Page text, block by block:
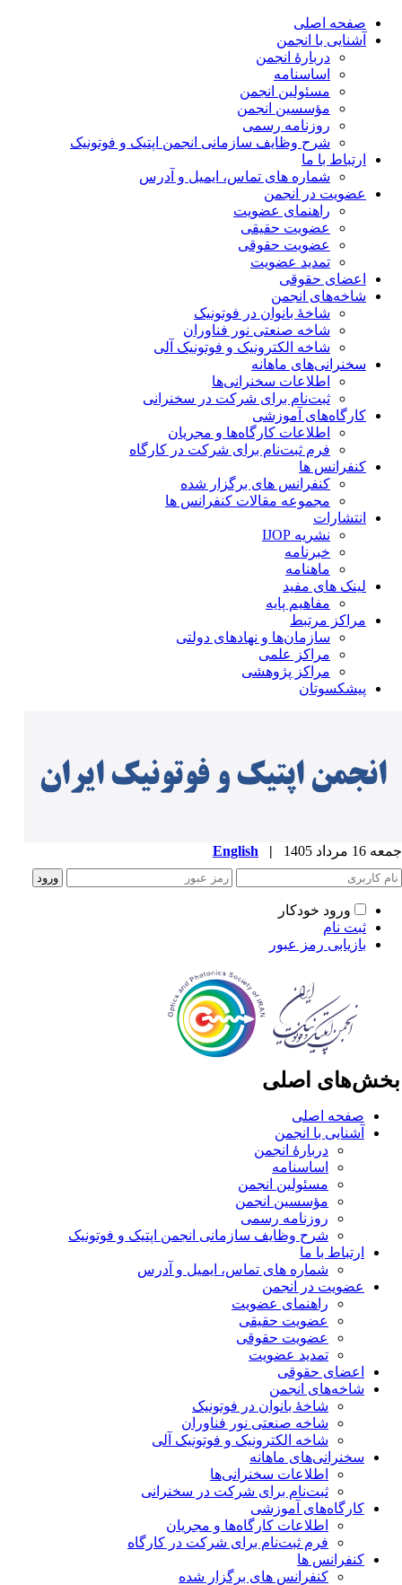
صفحه اصلی
آشنایی با انجمن
دربارۀ انجمن
اساسنامه
مسئولین انجمن
مؤسسین انجمن
روزنامه رسمی
شرح وظایف سازمانی انجمن اپتیک و فوتونیک
ارتباط با ما
شماره های تماس، ایمیل و آدرس
عضویت در انجمن
راهنمای عضویت
عضویت حقیقی
عضویت حقوقی
تمدید عضویت
اعضای حقوقی
شاخه‌های انجمن
شاخۀ بانوان در فوتونیک
شاخه صنعتی نور فناوران
شاخه‌ الکترونیک و فوتونیک آلی
سخنرانی‌های ماهانه
اطلاعات سخنرانی‌‌ها
ثبت‌نام برای شرکت در سخنرانی
کارگاه‌های آموزشی
اطلاعات کارگاه‌ها و مجریان
فرم ثبت‌نام برای شرکت در کارگاه
کنفرانس ها
کنفرانس های برگزار شده
مجموعه مقالات کنفرانس ها
انتشارات
نشریه IJOP
خبرنامه
ماهنامه
لینک های مفید
مفاهیم پایه
مراکز مرتبط
سازمان‌ها و نهادهای دولتی
مراکز علمی
مراکز پژوهشی
پیشکسوتان
مرداد 1405 |
English
ورود خودکار
ثبت نام
بازیابی رمز عبور
اصلی
صفحه اصلی
آشنایی با انجمن
دربارۀ انجمن
اساسنامه
مسئولین انجمن
مؤسسین انجمن
روزنامه رسمی
شرح وظایف سازمانی انجمن اپتیک و فوتونیک
ارتباط با ما
شماره های تماس، ایمیل و آدرس
عضویت در انجمن
راهنمای عضویت
عضویت حقیقی
عضویت حقوقی
تمدید عضویت
اعضای حقوقی
شاخه‌های انجمن
شاخۀ بانوان در فوتونیک
شاخه صنعتی نور فناوران
شاخه‌ الکترونیک و فوتونیک آلی
سخنرانی‌های ماهانه
اطلاعات سخنرانی‌‌ها
ثبت‌نام برای شرکت در سخنرانی
کارگاه‌های آموزشی
اطلاعات کارگاه‌ها و مجریان
فرم ثبت‌نام برای شرکت در کارگاه
کنفرانس ها
کنفرانس های برگزار شده